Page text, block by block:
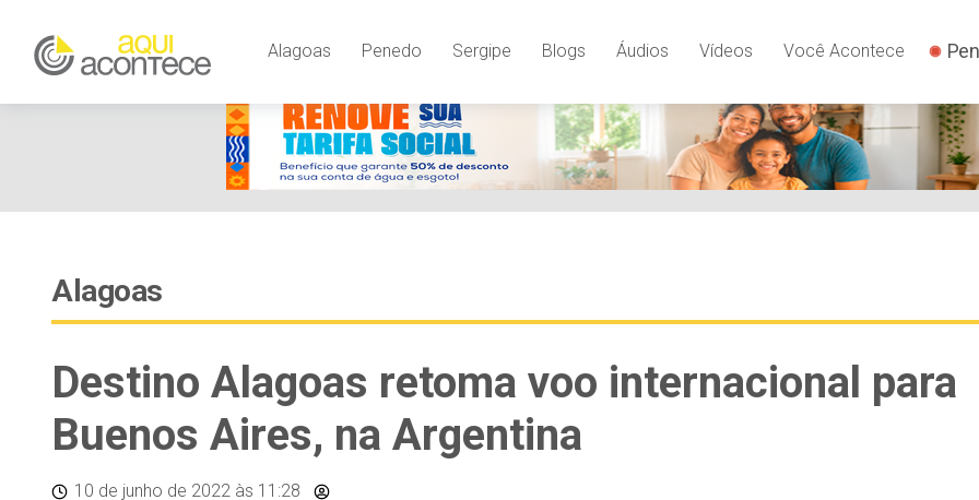
Alagoas Penedo Sergipe Blogs Áudios Vídeos Você Acontece
Alagoas
Destino Alagoas retoma voo internacional para
Buenos Aires, na Argentina
10 de junho de 2022 às 11:28